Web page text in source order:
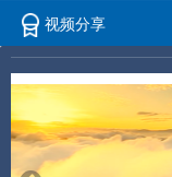
视频分享